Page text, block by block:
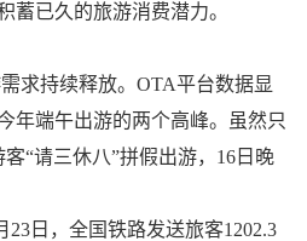
蓄已久的旅游消费潜力。
求持续释放。OTA平台数据显
年端午出游的两个高峰。虽然只
“请三休八”拼假出游，16日晚
23日，全国铁路发送旅客1202.3